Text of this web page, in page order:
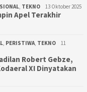
TEKNO 13 Oktober 2025
Apel Terakhir
PERISTIWA TEKNO
11
Robert Gebze,
XI Dinyatakan